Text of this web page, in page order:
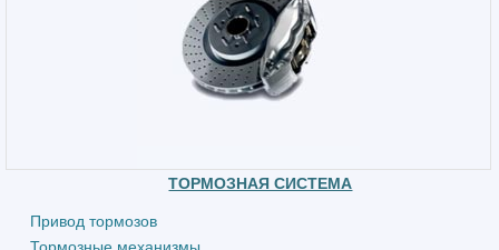
ТОРМОЗНАЯ СИСТЕМА
Привод тормозов